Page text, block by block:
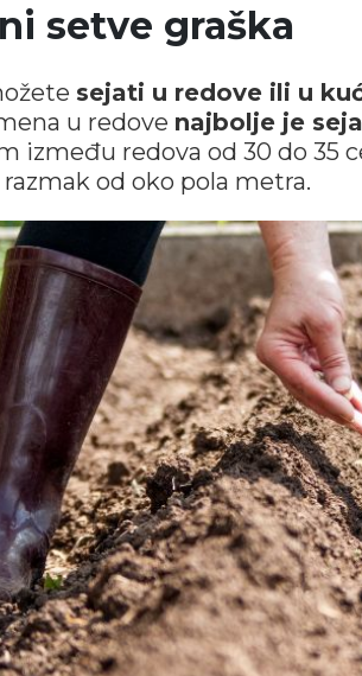
setve graška
sejati u redove ili u
u redove najbolje je
između redova od 30 do 35
od oko pola metra.